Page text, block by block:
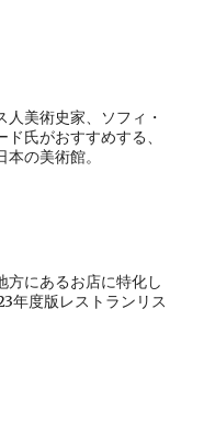
人美術史家、ソフィ・
ド氏がおすすめする、
本の美術館。
方にあるお店に特化し
年度版レストランリス